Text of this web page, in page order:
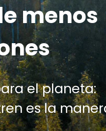
menos
el planeta:
es la